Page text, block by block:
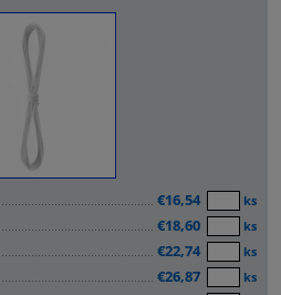
€16,54 ks
€18,60 ks
€22,74 ks
€26,87 ks